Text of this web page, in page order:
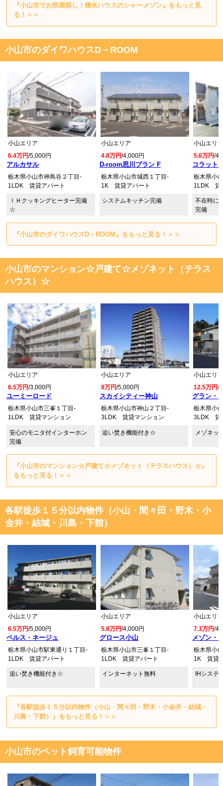
『小山市でお部屋探し！積水ハウスのシャーメゾン』をもっと見
る！＞＞
小山市のダイワハウスD－ROOM
アルカサル
小山エリア
6.4万円/5,000円
栃木県小山市神鳥谷２丁目-
1LDK 賃貸アパート
ＩＨクッキングヒーター完備
☆
D-room思川ブラン F
小山エリア
4.8万円/4,000円
栃木県小山市城西１丁目-
1K 賃貸アパート
システムキッチン完備
コラット
小山エリ
5.6万円/
栃木県小
1LDK 賃
不在時に
完備
『小山市のダイワハウスD－ROOM』をもっと見る！＞＞
小山市のマンション☆戸建て☆メゾネット（テラス
ハウス）☆
ユーミーロード
小山エリア
6.5万円/3,000円
栃木県小山市三峯１丁目-
1LDK 賃貸マンション
安心のモニタ付インターホン
完備
スカイシティー神山
小山エリア
8万円/5,000円
栃木県小山市神山２丁目-
3LDK 賃貸マンション
追い焚き機能付き☆
グラン・
小山エリ
12.5万円/
栃木県小
3LDK 賃
メゾネッ
『小山市のマンション☆戸建て☆メゾネット（テラスハウス）☆』
をもっと見る！＞＞
各駅徒歩１５分以内物件（小山・間々田・野木・小
金井・結城・川島・下館）
ペルス・ネージュ
小山エリア
6.5万円/5,000円
栃木県小山市駅東通り１丁目-
1LDK 賃貸アパート
追い焚き機能付き☆
グロース小山
小山エリア
5.8万円/4,000円
栃木県小山市三峯１丁目-
1LDK 賃貸アパート
インターネット無料
メゾン・
小山エリ
7.1万円/
栃木県小
1K 賃貸
IHシステ
『各駅徒歩１５分以内物件（小山・間々田・野木・小金井・結城・
川島・下館）』をもっと見る！＞＞
小山市のペット飼育可能物件